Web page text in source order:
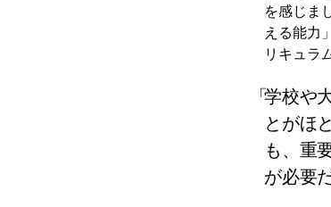
を感じま
える能力
リキュラ
学校や
とがほ
も、重
が必要